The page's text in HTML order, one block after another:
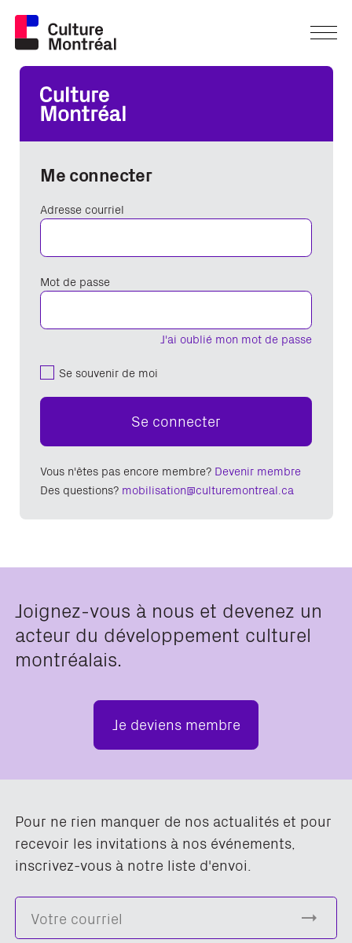
Me connecter
Adresse courriel
J'ai oublié mon mot de passe
Mot de passe
Se souvenir de moi
Se connecter
Vous n'êtes pas encore membre? Devenir membre
Des questions? mobilisation@culturemontreal.ca
Joignez-vous à nous et devenez un
acteur du développement culturel
montréalais.
Je deviens membre
Pour ne rien manquer de nos actualités et pour
recevoir les invitations à nos événements,
inscrivez-vous à notre liste d'envoi.